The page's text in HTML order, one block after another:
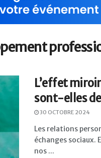
L’effet
sont-elles
30 OCTOBRE 2024
Les relations
échanges
nos ...